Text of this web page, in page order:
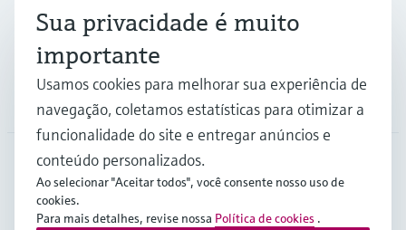
Suporte
BRA•Português
Sua privacidade é muito
importante
Usamos cookies para melhorar sua experiência de
navegação, coletamos estatísticas para otimizar a
funcionalidade do site e entregar anúncios e
conteúdo personalizados.
Ao selecionar "Aceitar todos", você consente nosso uso de
cookies.
Para mais detalhes, revise nossa Política de cookies .